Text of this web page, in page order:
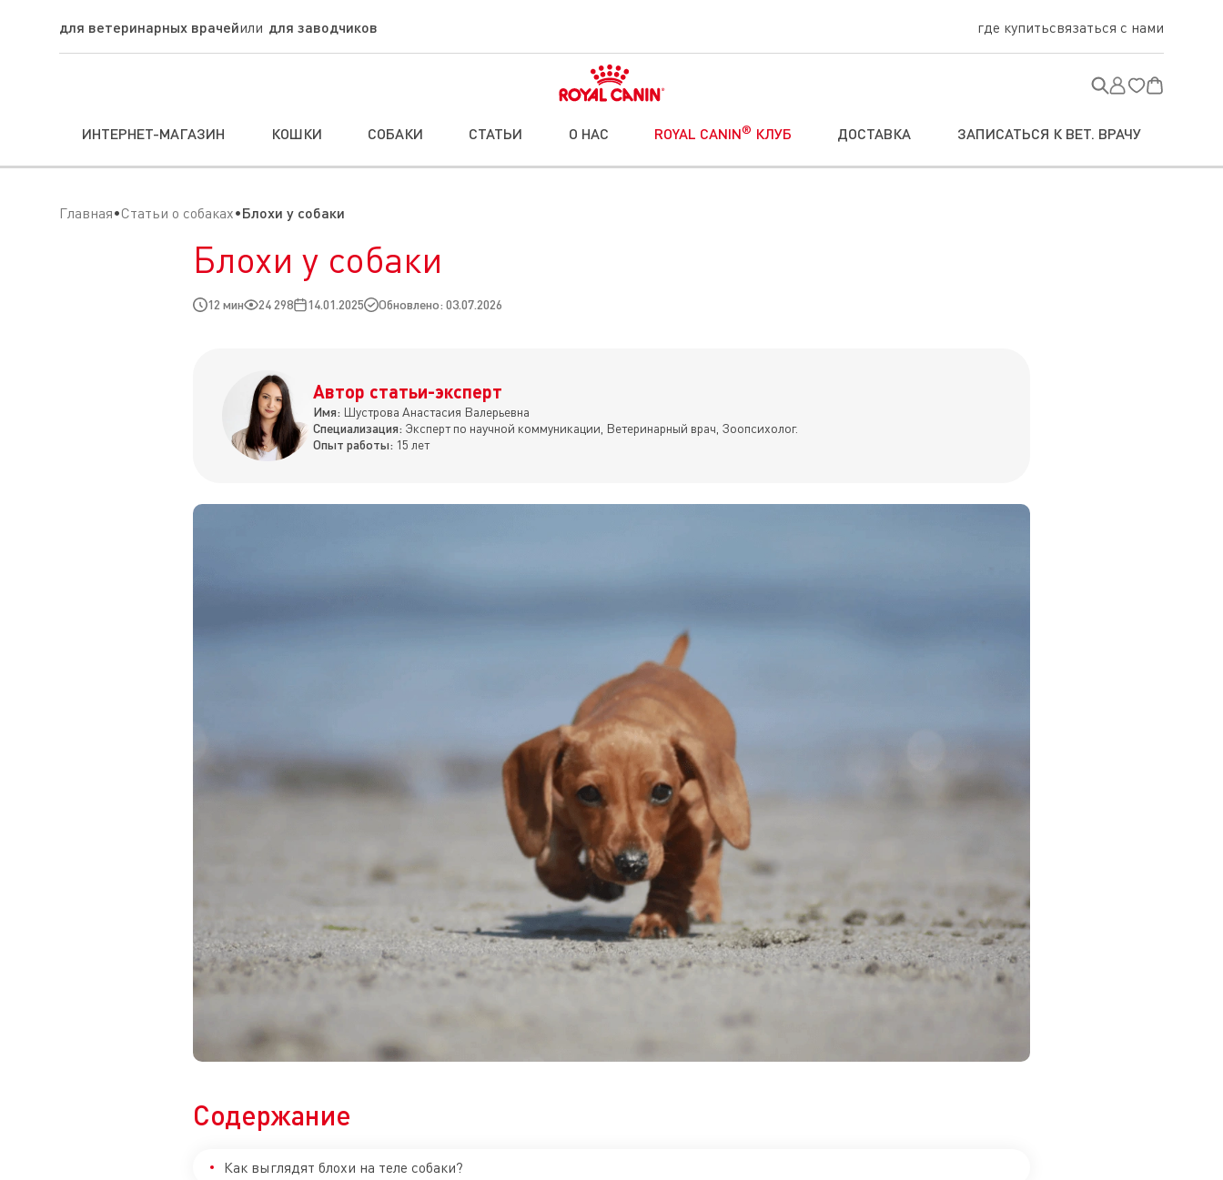
для ветеринарных врачей для заводчиков где купитьсвязаться с нами
ИНТЕРНЕТ-МАГАЗИН КОШКИ СОБАКИ СТАТЬИ О НАС ROYAL CANIN® КЛУБ ДОСТАВКА ЗАПИСАТЬСЯ К ВЕТ. ВРАЧУ
Главная Статьи о собаках Блохи у собаки
Блохи у собаки
12 мин 24 298 14.01.2025 Обновлено: 03.07.2026
Автор статьи-эксперт
Имя: Шустрова Анастасия Валерьевна
Специализация: Эксперт по научной коммуникации, Ветеринарный врач, Зоопсихолог.
Опыт работы: 15 лет
Содержание
Как выглядят блохи на теле собаки?